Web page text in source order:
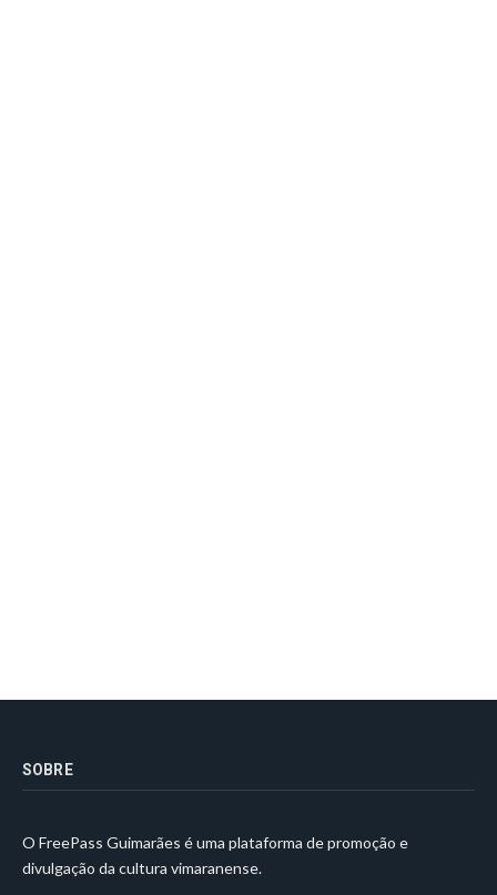
SOBRE
O FreePass Guimarães é uma plataforma de promoção e
divulgação da cultura vimaranense.